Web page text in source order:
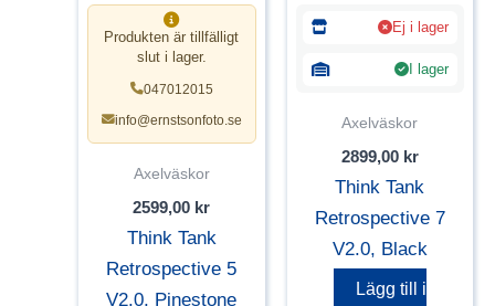
Produkten är tillfälligt
slut i lager.
047012015
info@ernstsonfoto.se
Axelväskor
2599,00 kr
Think Tank
Retrospective 5
V2.0, Pinestone
Ej i lager
I lager
Axelväskor
2899,00 kr
Think Tank
Retrospective 7
V2.0, Black
Lägg till i